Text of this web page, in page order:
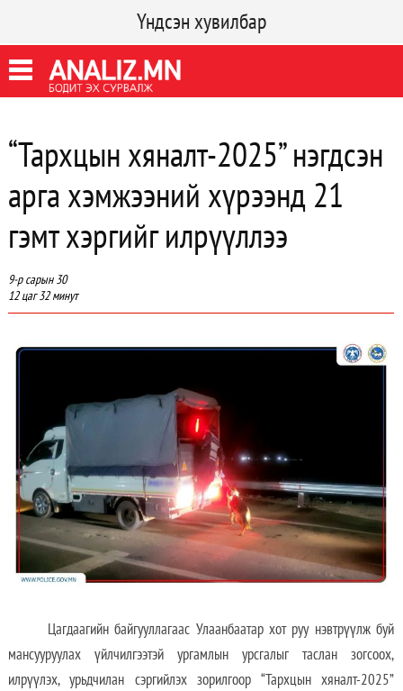
Үндсэн хувилбар
“Тархцын хяналт-2025” нэгдсэн
арга хэмжээний хүрээнд 21
гэмт хэргийг илрүүллээ
9-р сарын 30
12 цаг 32 минут
Цагдаагийн байгууллагаас Улаанбаатар хот руу нэвтрүүлж буй
мансууруулах үйлчилгээтэй ургамлын урсгалыг таслан зогсоох,
илрүүлэх, урьдчилан сэргийлэх зорилгоор “Тархцын хяналт-2025”